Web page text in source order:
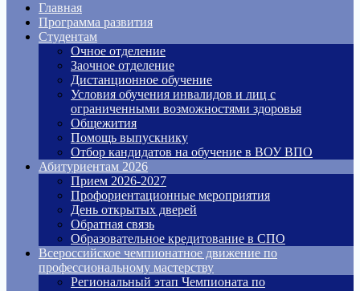
Главная
Программа развития
Студентам
Очное отделение
Заочное отделение
Дистанционное обучение
Условия обучения инвалидов и лиц с
ограниченными возможностями здоровья
Общежития
Помощь выпускнику
Отбор кандидатов на обучение в ВОУ ВПО
Абитуриентам 2026
Прием 2026-2027
Профориентационные мероприятия
День открытых дверей
Обратная связь
Образовательное кредитование в СПО
Всероссийское чемпионатное движение по
профессиональному мастерству
Региональный этап Чемпионата по